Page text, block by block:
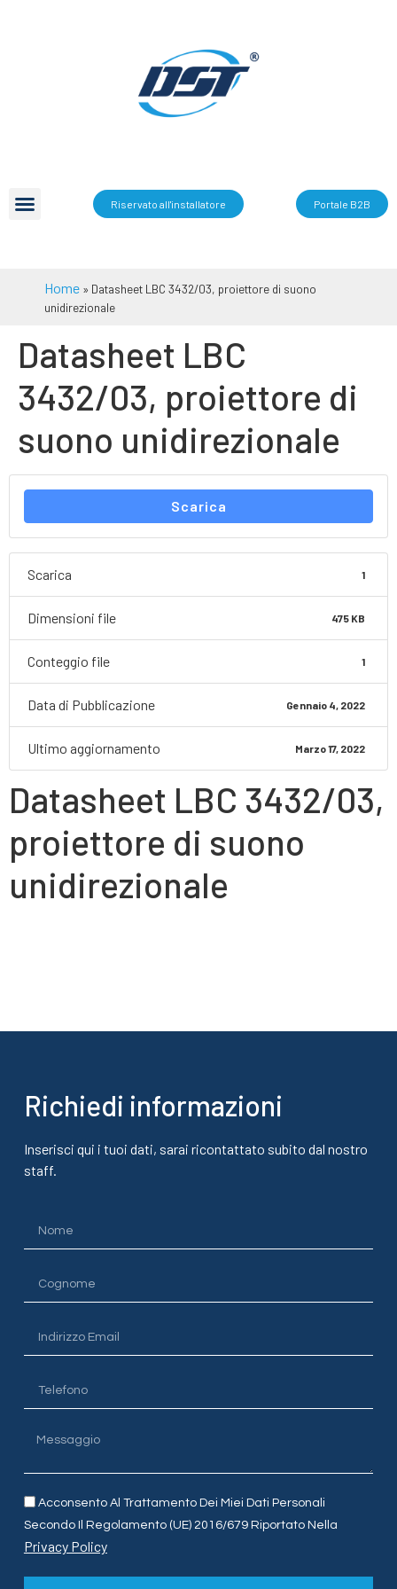
Riservato all'installatore Portale B2B
Home » Datasheet LBC 3432/03, proiettore di suono
unidirezionale
Datasheet LBC
3432/03, proiettore di
suono unidirezionale
Scarica
Scarica 1
Dimensioni file 475 KB
Conteggio file 1
Data di Pubblicazione Gennaio 4, 2022
Ultimo aggiornamento Marzo 17, 2022
Datasheet LBC 3432/03,
proiettore di suono
unidirezionale
Richiedi informazioni
Inserisci qui i tuoi dati, sarai ricontattato subito dal nostro
staff.
Acconsento Al Trattamento Dei Miei Dati Personali
Secondo Il Regolamento (UE) 2016/679 Riportato Nella
Privacy Policy